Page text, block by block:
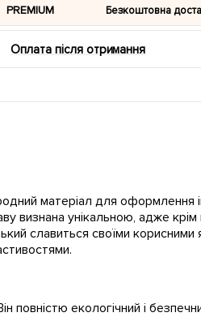
PREMIUM Безкоштовна
Оплата після отримання
матеріал для оформлення
визнана унікальною, адже крім
славиться своїми
повністю екологічний і